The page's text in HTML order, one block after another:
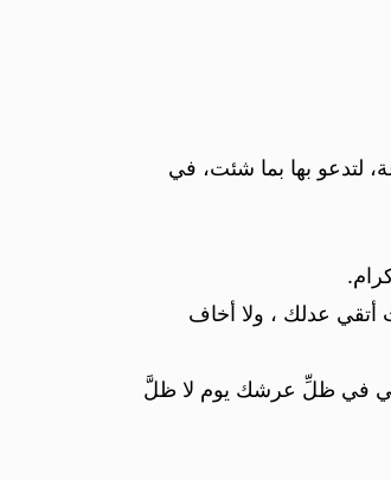
لتدعو بها بما شئت، في
أتقي عدلك ، ولا أخاف
في ظلِّ عرشك يوم لا ظلَّ